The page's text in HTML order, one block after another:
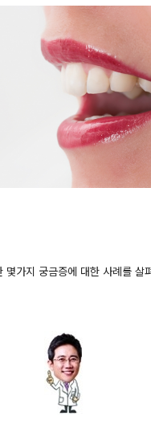
몇가지 궁금증에 대한 사례를 살